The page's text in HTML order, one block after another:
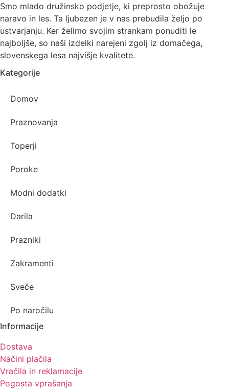
Smo mlado družinsko podjetje, ki preprosto obožuje
naravo in les. Ta ljubezen je v nas prebudila željo po
ustvarjanju. Ker želimo svojim strankam ponuditi le
najboljše, so naši izdelki narejeni zgolj iz domačega,
slovenskega lesa najvišje kvalitete.
Kategorije
Domov
Praznovanja
Toperji
Poroke
Modni dodatki
Darila
Prazniki
Zakramenti
Sveče
Po naročilu
Informacije
Dostava
Načini plačila
Vračila in reklamacije
Pogosta vprašanja